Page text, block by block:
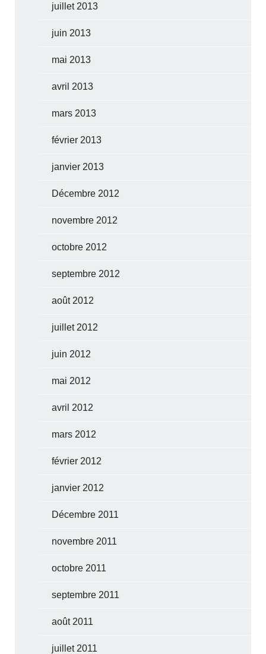
juillet 2013
juin 2013
mai 2013
avril 2013
mars 2013
février 2013
janvier 2013
Décembre 2012
novembre 2012
octobre 2012
septembre 2012
août 2012
juillet 2012
juin 2012
mai 2012
avril 2012
mars 2012
février 2012
janvier 2012
Décembre 2011
novembre 2011
octobre 2011
septembre 2011
août 2011
juillet 2011